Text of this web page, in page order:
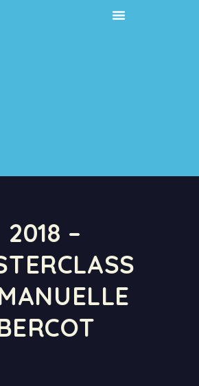
2018 –